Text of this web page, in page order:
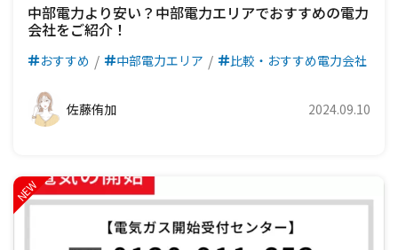
中部電力より安い？中部電力エリアでおすすめの電力
会社をご紹介！
おすすめ 中部電力エリア 比較・おすすめ電力会社
佐藤侑加 2024.09.10